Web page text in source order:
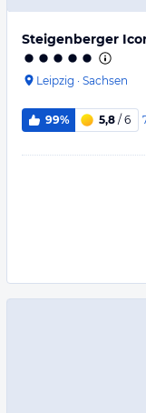
Steigenberger
Leipzig · Sachsen
99% 5,8 / 6